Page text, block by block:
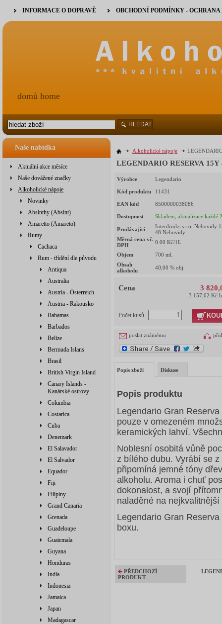
Naše nabídka
Aktuální akce měsíce
Naše dovážené značky
Alkoholické nápoje
Novinky
Absinthy (Absint)
Amaretto (Amareto)
Rumy
Cachaca
Rum - třídění dle původu
Antiqua
Australia
Austria - Österreich
Austria - Rakousko
Bahamas
Barbados
Belize
Bermuda Islans
Brasil
British Virgin Island
Canary Islands -
Kanárské ostrovy
Columbia
Costarica
Cuba
Denemark
El Salavador
El Salvador
Equador
Fiji
Filipíny
Grand Canaria
Grenada
Guadeloupe
Guatemala
Guyana
Honduras
India
Indonesia
Jamaica
Japan
Madagascar
Alkoholické nápoje
LEGENDARIO RESERVA 15Y
Výrobce Legendario
Kód produktu 11431
EAN kód 8500000038086
Dostupnost Skladem, aktualizace každé
Prodávající
Interdrinks s.r.o. Nebovidy
48 Nebovidy
Měrná cena vč.
DPH
0.00 Kč/1L
Objem 700 ml.
Obsah
alkoholu
40,00 % obj.
Cena 3
3 157,02 Kč
Počet kusů
poslat známému
Popis zboží Diskuse
Popis produktu
Legendario Gran
pouze v omezeném
keramických lahví.
Noblesní osobitá vůně
z bílého dubu. Vyrábí se
připomíná jemné tóny
alkoholu. Aroma i chuť
dokonalost, a svojí
naladěné na
Legendario Gran
boxu.
PŘEDCHOZÍ
PRODUKT
INFORMACE O DOPRAVĚ OBCHODNÍ PODMÍNKY -
domů home
HLEDAT